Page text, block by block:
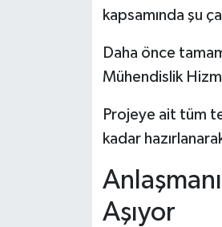
kapsamında şu
Daha önce
Mühendislik
Projeye ait tüm
kadar
Aşıyor